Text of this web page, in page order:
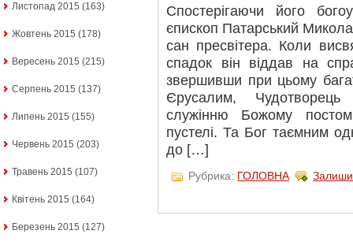
Листопад 2015 (163)
Жовтень 2015 (178)
Вересень 2015 (215)
Серпень 2015 (137)
Липень 2015 (155)
Червень 2015 (203)
Травень 2015 (107)
Квітень 2015 (164)
Березень 2015 (127)
Спостерігаючи його
єпископ Патарський
сан пресвітера. Коли
спадок він віддав на
звершивши при цьому
Єрусалим,
служінню Божому
пустелі. Та Бог таємним
до […]
Рубрика: ГОЛОВНА